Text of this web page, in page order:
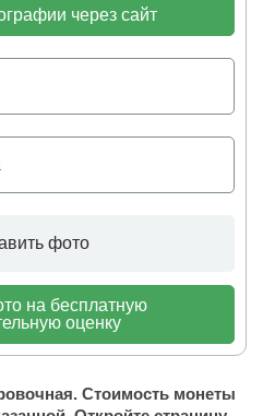
через сайт
фото
на бесплатную
оценку
Стоимость монеты